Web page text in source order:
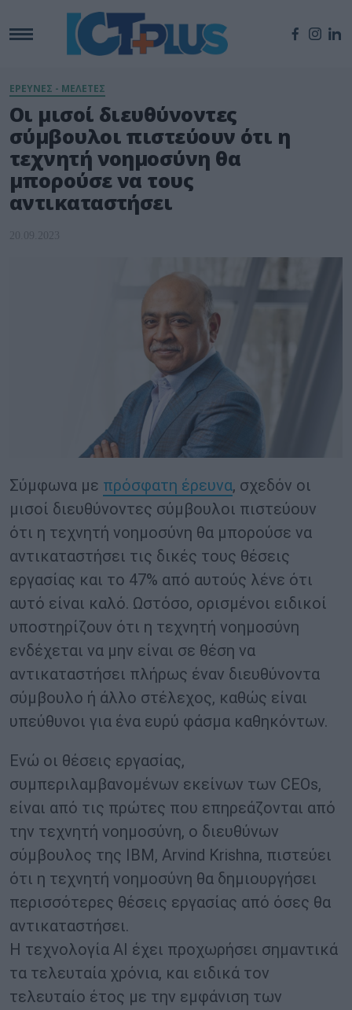
ΕΡΕΥΝΕΣ - ΜΕΛΕΤΕΣ
Οι μισοί διευθύνοντες
σύμβουλοι πιστεύουν ότι η
τεχνητή νοημοσύνη θα
μπορούσε να τους
αντικαταστήσει
20.09.2023
Σύμφωνα με πρόσφατη έρευνα, σχεδόν οι
μισοί διευθύνοντες σύμβουλοι πιστεύουν
ότι η τεχνητή νοημοσύνη θα μπορούσε να
αντικαταστήσει τις δικές τους θέσεις
εργασίας και το 47% από αυτούς λένε ότι
αυτό είναι καλό. Ωστόσο, ορισμένοι ειδικοί
υποστηρίζουν ότι η τεχνητή νοημοσύνη
ενδέχεται να μην είναι σε θέση να
αντικαταστήσει πλήρως έναν διευθύνοντα
σύμβουλο ή άλλο στέλεχος, καθώς είναι
υπεύθυνοι για ένα ευρύ φάσμα καθηκόντων.
Ενώ οι θέσεις εργασίας,
συμπεριλαμβανομένων εκείνων των CEOs,
είναι από τις πρώτες που επηρεάζονται από
την τεχνητή νοημοσύνη, ο διευθύνων
σύμβουλος της IBM, Arvind Krishna, πιστεύει
ότι η τεχνητή νοημοσύνη θα δημιουργήσει
περισσότερες θέσεις εργασίας από όσες θα
αντικαταστήσει.
Η τεχνολογία AI έχει προχωρήσει σημαντικά
τα τελευταία χρόνια, και ειδικά τον
τελευταίο έτος με την εμφάνιση των